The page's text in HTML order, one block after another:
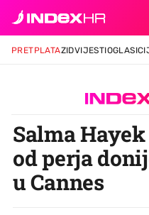
PRETPLATAZIDVIJESTIOGLASI
Salma
od perja
u Cannes